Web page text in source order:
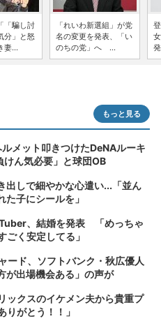
「騙し討
分」と怒
妻...
「れいわ新選組」が党
名の変更を発表、「い
のちの党」へ ...
もっと見る
メット叩きつけたDeNAルーキ
ん気必要」と球団OB
出しで細やかな心遣い...「並ん
子にシールを」
、結婚を発表 「めっちゃ
ごく安定してる」
ード、ソフトバンク・秋広優人
が出場機会ある」の声が
ックスのイケメン夫から貴重プ
がとう！！」